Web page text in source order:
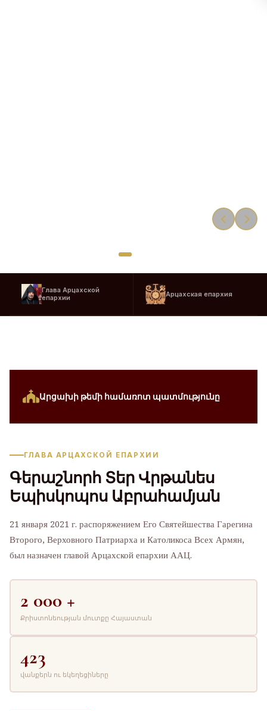
Глава Арцахской
епархии
Арцахская епархия
Արցախի թեմի համառոտ պատմությունը
ГЛАВА АРЦАХСКОЙ ЕПАРХИИ
Գերաշնորհ Տեր Վրթանես
Եպիսկոպոս Աբրահամյան
21 января 2021 г. распоряжением Его Святейшества Гарегина
Второго, Верховного Патриарха и Католикоса Всех Армян,
был назначен главой Арцахской епархии ААЦ.
2 000 +
Քրիստոնեության մուտքը Հայաստան
423
վանքերն ու եկեղեցիները